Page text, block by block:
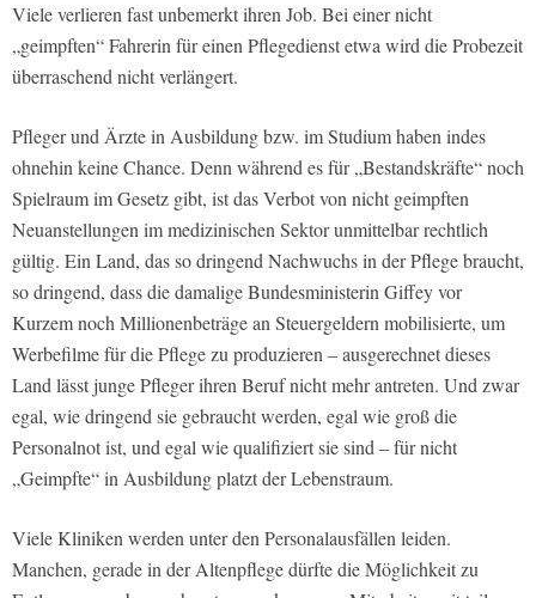
Viele verlieren fast unbemerkt ihren Job. Bei einer nicht
„geimpften“ Fahrerin für einen Pflegedienst etwa wird die Probezeit
überraschend nicht verlängert.
Pfleger und Ärzte in Ausbildung bzw. im Studium haben indes
ohnehin keine Chance. Denn während es für „Bestandskräfte“ noch
Spielraum im Gesetz gibt, ist das Verbot von nicht geimpften
Neuanstellungen im medizinischen Sektor unmittelbar rechtlich
gültig. Ein Land, das so dringend Nachwuchs in der Pflege braucht,
so dringend, dass die damalige Bundesministerin Giffey vor
Kurzem noch Millionenbeträge an Steuergeldern mobilisierte, um
Werbefilme für die Pflege zu produzieren – ausgerechnet dieses
Land lässt junge Pfleger ihren Beruf nicht mehr antreten. Und zwar
egal, wie dringend sie gebraucht werden, egal wie groß die
Personalnot ist, und egal wie qualifiziert sie sind – für nicht
„Geimpfte“ in Ausbildung platzt der Lebenstraum.
Viele Kliniken werden unter den Personalausfällen leiden.
Manchen, gerade in der Altenpflege dürfte die Möglichkeit zu